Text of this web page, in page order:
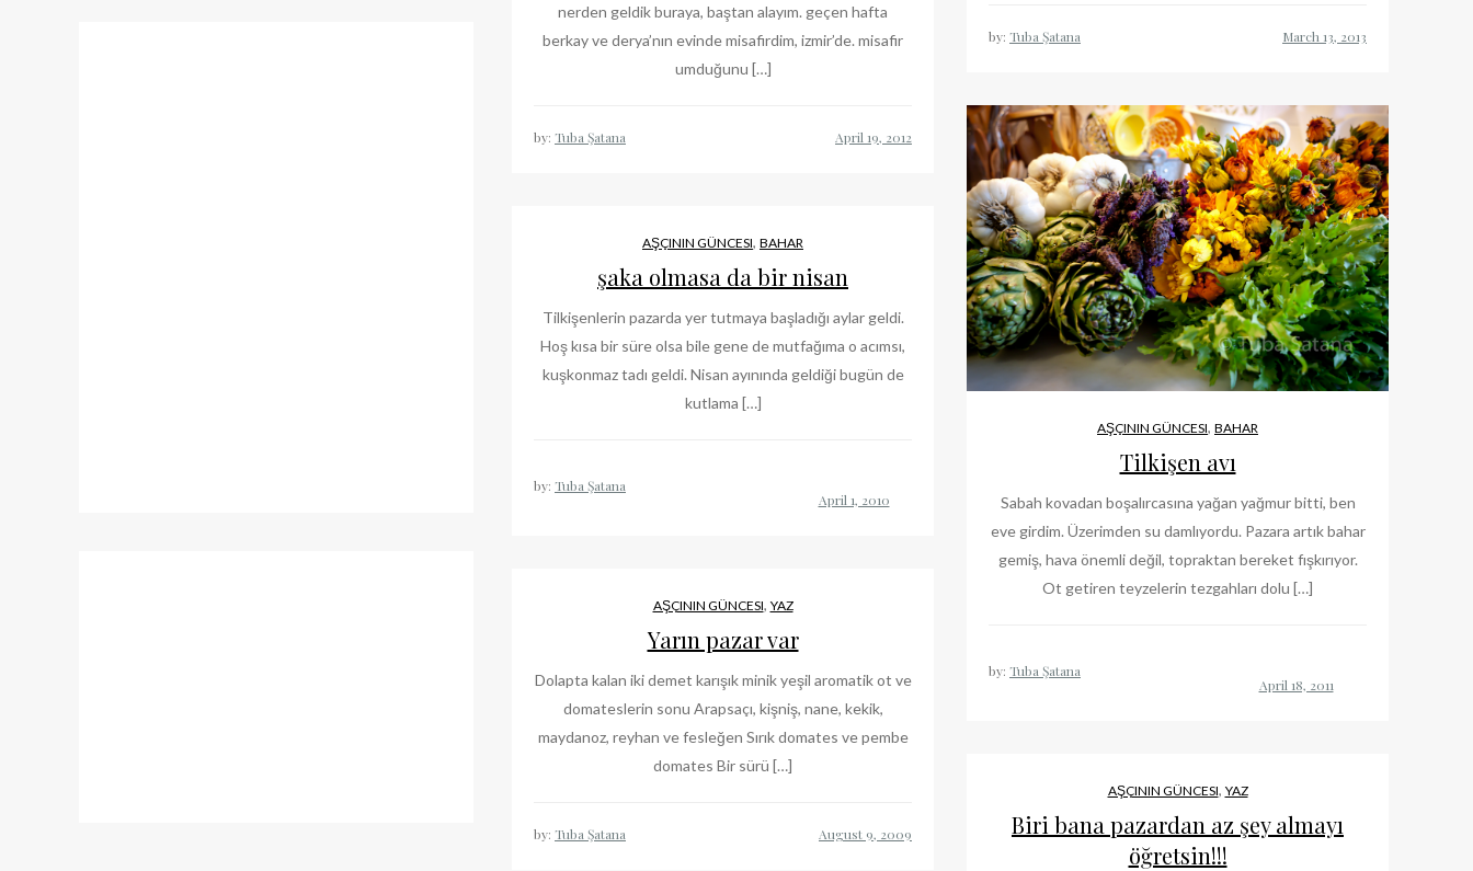
by: Tuba Şatana
nerden geldik buraya, baştan alayım. geçen hafta
berkay ve derya’nın evinde misafirdim, izmir’de. misafir
umduğunu […]
by: Tuba Şatana
AŞÇININ GÜNCESI, BAHAR
Tilkişen avı
Sabah kovadan boşalırcasına yağan yağmur bitti, ben
eve girdim. Üzerimden su damlıyordu. Pazara artık bahar
gemiş, hava önemli değil, topraktan bereket fışkırıyor.
Ot getiren teyzelerin tezgahları dolu […]
by: Tuba Şatana
AŞÇININ GÜNCESI, BAHAR
şaka olmasa da bir nisan
Tilkişenlerin pazarda yer tutmaya başladığı aylar geldi.
Hoş kısa bir süre olsa bile gene de mutfağıma o acımsı,
kuşkonmaz tadı geldi. Nisan ayınında geldiği bugün de
kutlama […]
by: Tuba Şatana
AŞÇININ GÜNCESI, YAZ
Yarın pazar var
Dolapta kalan iki demet karışık minik yeşil aromatik ot ve
domateslerin sonu Arapsaçı, kişniş, nane, kekik,
maydanoz, reyhan ve fesleğen Sırık domates ve pembe
domates Bir sürü […]
by: Tuba Şatana
AŞÇININ GÜNCESI, YAZ
Biri bana pazardan az şey almayı
öğretsin!!!